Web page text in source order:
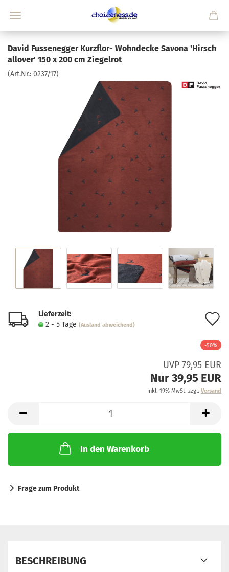
David Fussenegger Kurzflor- Wohndecke Savona 'Hirsch
allover' 150 x 200 cm Ziegelrot
(Art.Nr.: 0237/17)
Lieferzeit:
2 - 5 Tage (Ausland abweichend)
-50%
UVP 79,95 EUR
Nur 39,95 EUR
inkl. 19% MwSt. zzgl. Versand
In den Warenkorb
Frage zum Produkt
BESCHREIBUNG